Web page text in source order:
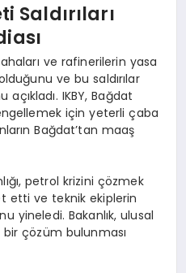
Saldırıları
ve rafinerilerin yasa
ve bu saldırılar
IKBY, Bağdat
için yeterli çaba
Bağdat’tan maaş
petrol krizini çözmek
etti ve teknik ekiplerin
yineledi. Bakanlık, ulusal
bir çözüm bulunması